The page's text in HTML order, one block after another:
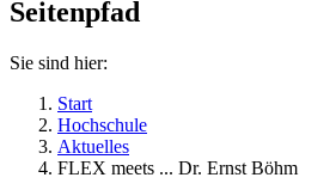
Seitenpfad
Sie sind hier:
Start
Hochschule
Aktuelles
FLEX meets ... Dr. Ernst Böhm